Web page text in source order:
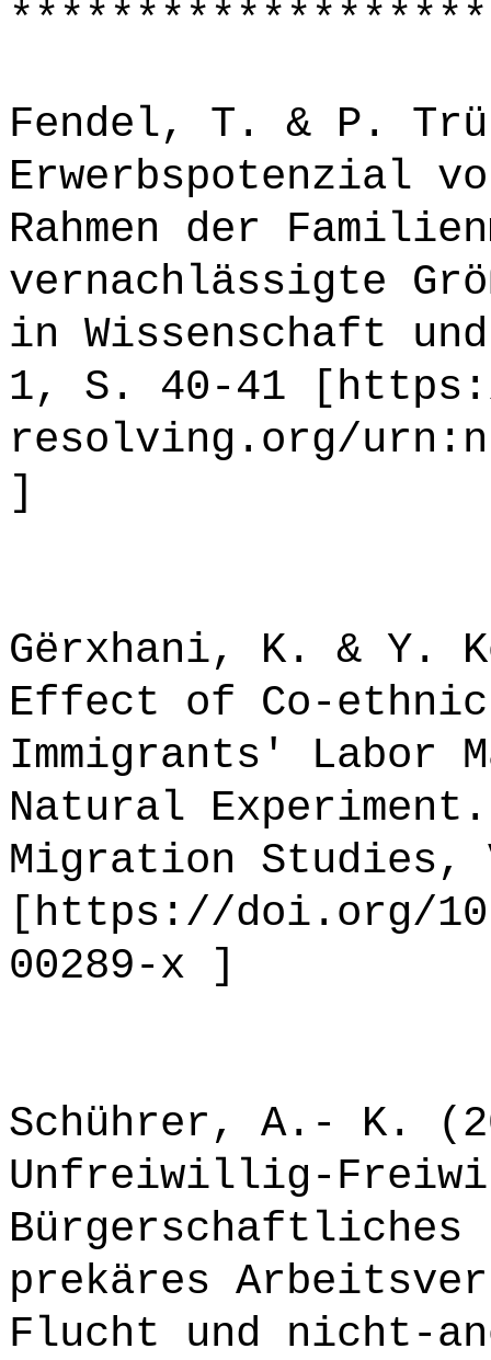
Fendel, T. & P.
Erwerbspotenzial
Rahmen der
vernachlässigte
in Wissenschaft
1, S. 40-41
resolving.org/
]
Gërxhani, K. & Y.
Effect of Co-
Immigrants' Labor
Natural
Migration
[https://doi.org/
00289-x ]
Schührer, A.- K.
Unfreiwillig-
Bürgerschaftliches
prekäres
Flucht und nicht-